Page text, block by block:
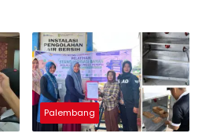
Palembang